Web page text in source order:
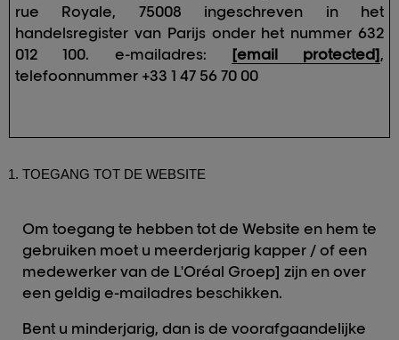
rue Royale, 75008 ingeschreven in het
handelsregister van Parijs onder het nummer 632
012 100. e-mailadres: [email protected],
telefoonnummer +33 1 47 56 70 00
TOEGANG TOT DE WEBSITE
Om toegang te hebben tot de Website en hem te
gebruiken moet u meerderjarig kapper / of een
medewerker van de L'Oréal Groep] zijn en over
een geldig e-mailadres beschikken.
Bent u minderjarig, dan is de voorafgaandelijke